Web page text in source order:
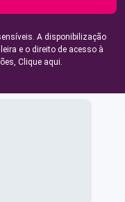
A disponibilização
e o direito de acesso à
Clique aqui.